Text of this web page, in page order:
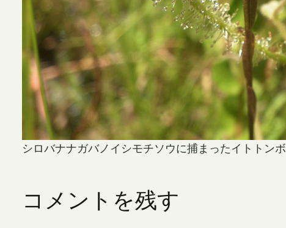
シロバナナガバノイシモチソウに捕まったイトトンボ
コメントを残す